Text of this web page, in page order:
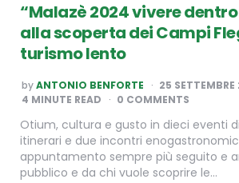
“Malazè 2024 vivere
alla scoperta dei Campi
turismo lento
POSTED
BY
byANTONIO BENFORTE
25
4 MINUTE READ 0 COMMENTS
Otium, cultura e gusto in dieci eventi
itinerari e due incontri
appuntamento sempre più seguito e
pubblico e da chi vuole scoprire le…